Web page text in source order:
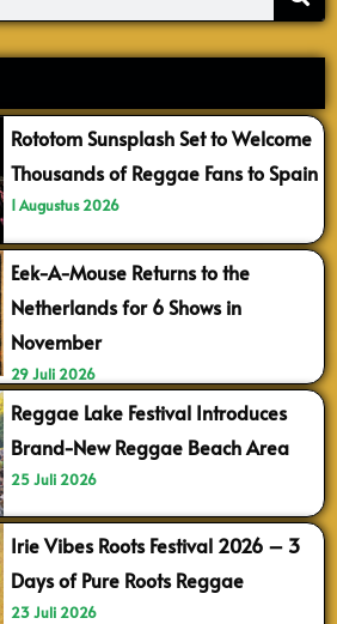
Rototom Sunsplash Set to Welcome
Thousands of Reggae Fans to Spain
1 Augustus 2026
Eek-A-Mouse Returns to the
Netherlands for 6 Shows in
November
29 Juli 2026
Reggae Lake Festival Introduces
Brand-New Reggae Beach Area
25 Juli 2026
Irie Vibes Roots Festival 2026 – 3
Days of Pure Roots Reggae
23 Juli 2026